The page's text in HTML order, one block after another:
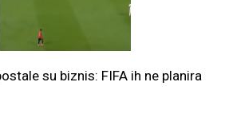
su biznis: FIFA ih ne planira